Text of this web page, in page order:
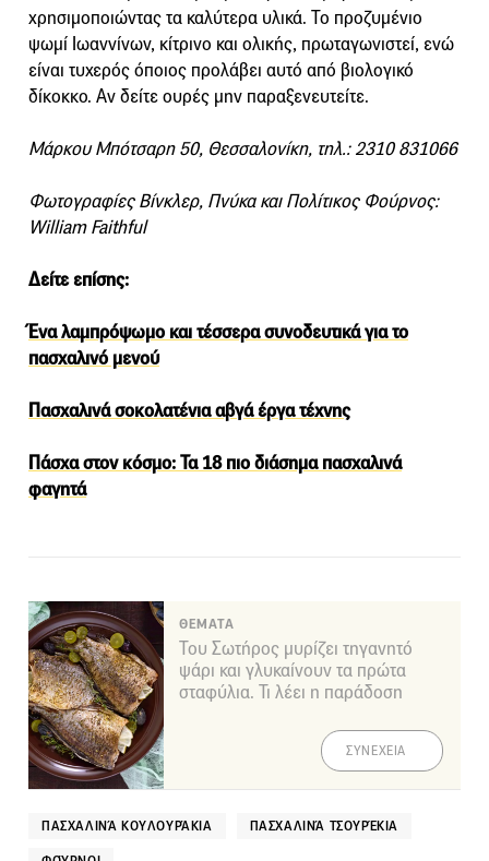
χρησιμοποιώντας τα καλύτερα υλικά. Το προζυμένιο
ψωμί Ιωαννίνων, κίτρινο και ολικής, πρωταγωνιστεί, ενώ
είναι τυχερός όποιος προλάβει αυτό από βιολογικό
δίκοκκο. Αν δείτε ουρές μην παραξενευτείτε.
Μάρκου Μπότσαρη 50, Θεσσαλονίκη, τηλ.: 2310 831066
Φωτογραφίες Βίνκλερ, Πνύκα και Πολίτικος Φούρνος:
William Faithful
Δείτε επίσης:
Ένα λαμπρόψωμο και τέσσερα συνοδευτικά για το
πασχαλινό μενού
Πασχαλινά σοκολατένια αβγά έργα τέχνης
Πάσχα στον κόσμο: Τα 18 πιο διάσημα πασχαλινά
φαγητά
ΘΕΜΑΤΑ
Του Σωτήρος μυρίζει τηγανητό
ψάρι και γλυκαίνουν τα πρώτα
σταφύλια. Τι λέει η παράδοση
ΣΥΝΕΧΕΙΑ
ΠΑΣΧΑΛΙΝΆ ΚΟΥΛΟΥΡΆΚΙΑ ΠΑΣΧΑΛΙΝΆ ΤΣΟΥΡΈΚΙΑ